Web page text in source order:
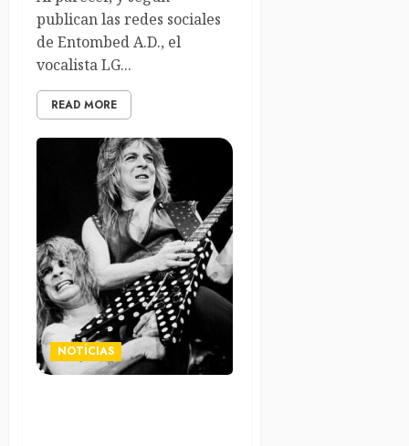
publican las redes sociales
de Entombed A.D., el
vocalista LG...
READ MORE
NOTÍCIAS